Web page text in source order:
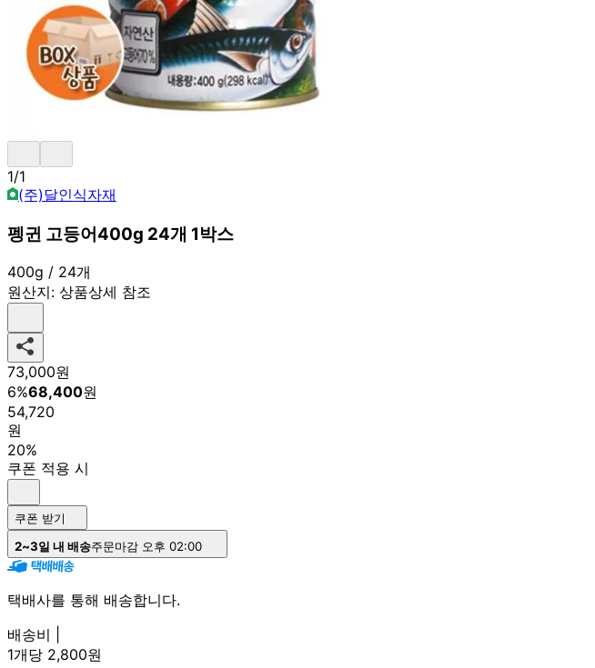
1/1
(주)달인식자재
펭귄 고등어400g 24개 1박스
400g / 24개
원산지: 상품상세 참조
73,000원
6%68,400원
54,720
원
20%
쿠폰 적용 시
쿠폰 받기
2~3일 내 배송주문마감 오후 02:00
택배사를 통해 배송합니다.
배송비 |
1개당 2,800원